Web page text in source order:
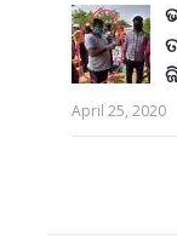
April 25, 2020